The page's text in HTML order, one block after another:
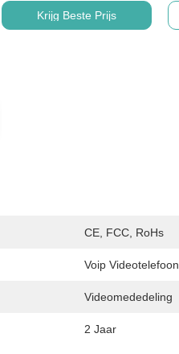
Krijg Beste Prijs
CE, FCC, RoHs
Voip Videotelefoon
Videomededeling
2 Jaar